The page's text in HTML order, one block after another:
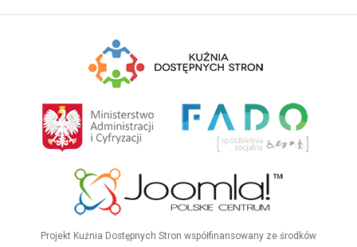
Projekt Kuźnia Dostępnych Stron współfinansowany ze środków